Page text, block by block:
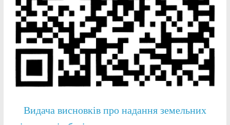
Видача висновків про надання земельних